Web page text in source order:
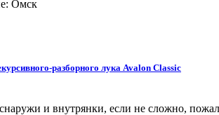
Омск
разборного лука Avalon Classic
и внутрянки, если не сложно,